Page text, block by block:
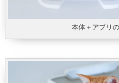
本体＋アプリ